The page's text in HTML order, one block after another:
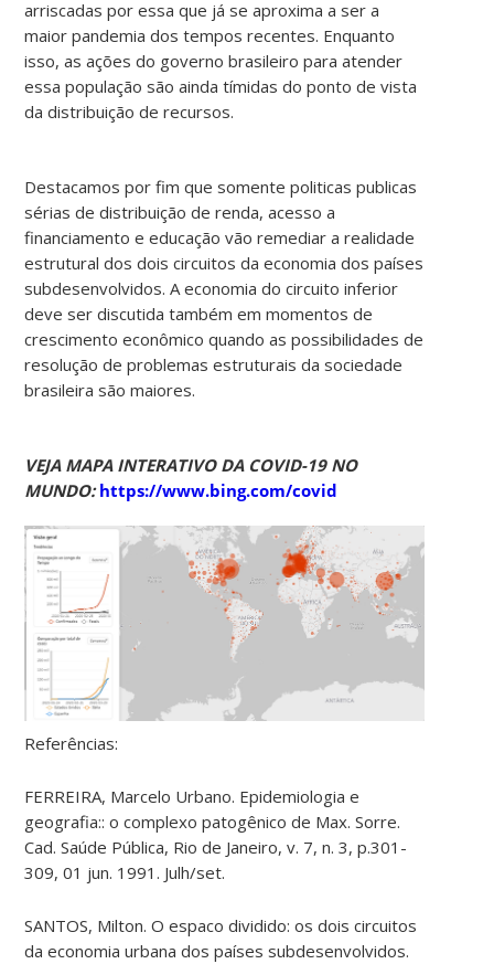
arriscadas por essa que já se aproxima a ser a
maior pandemia dos tempos recentes. Enquanto
isso, as ações do governo brasileiro para atender
essa população são ainda tímidas do ponto de vista
da distribuição de recursos.
Destacamos por fim que somente politicas publicas
sérias de distribuição de renda, acesso a
financiamento e educação vão remediar a realidade
estrutural dos dois circuitos da economia dos países
subdesenvolvidos. A economia do circuito inferior
deve ser discutida também em momentos de
crescimento econômico quando as possibilidades de
resolução de problemas estruturais da sociedade
brasileira são maiores.
VEJA MAPA INTERATIVO DA COVID-19 NO
MUNDO: https://www.bing.com/covid
Referências:
FERREIRA, Marcelo Urbano. Epidemiologia e
geografia:: o complexo patogênico de Max. Sorre.
Cad. Saúde Pública, Rio de Janeiro, v. 7, n. 3, p.301-
309, 01 jun. 1991. Julh/set.
SANTOS, Milton. O espaco dividido: os dois circuitos
da economia urbana dos países subdesenvolvidos.